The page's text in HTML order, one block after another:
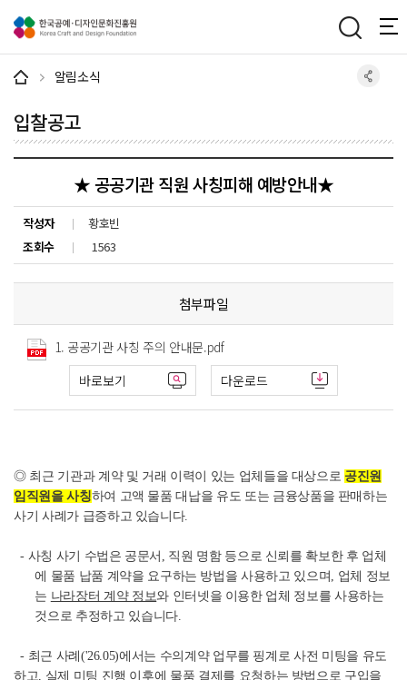
알림소식
입찰공고
★ 공공기관 직원 사칭피해 예방안내★
작성자
황호빈
조회수
1563
첨부파일
1. 공공기관 사칭 주의 안내문.pdf
바로보기
다운로드
◎ 최근 기관과 계약 및 거래 이력이 있는 업체들을 대상으로 공진원
임직원을 사칭하여 고액 물품 대납을 유도 또는 금융상품을 판매하는
사기 사례가 급증하고 있습니다.
- 사칭 사기 수법은 공문서, 직원 명함 등으로 신뢰를 확보한 후 업체
에 물품 납품 계약을 요구하는 방법을 사용하고 있으며, 업체 정보
는 나라장터 계약 정보와 인터넷을 이용한 업체 정보를 사용하는
것으로 추정하고 있습니다.
- 최근 사례('26.05)에서는 수의계약 업무를 핑계로 사전 미팅을 유도
하고, 실제 미팅 진행 이후에 물품 결제를 요청하는 방법으로 구입을